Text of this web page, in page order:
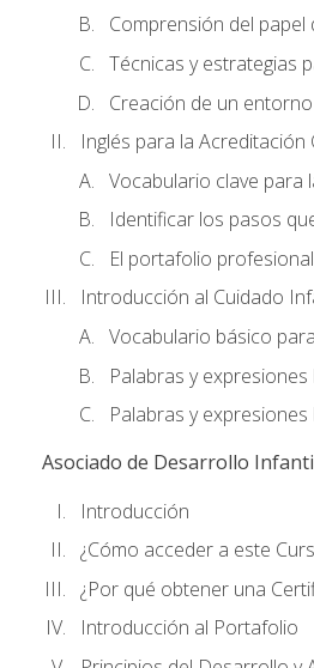
Comprensión del
Técnicas y estrategias
Creación de un
Inglés para la Acreditación
Vocabulario clave para
Identificar los pasos
El portafolio
Introducción al Cuidado
Vocabulario básico
Palabras y
Palabras y
Asociado de Desarrollo
Introducción
¿Cómo acceder a este
¿Por qué obtener una
Introducción al Portafolio